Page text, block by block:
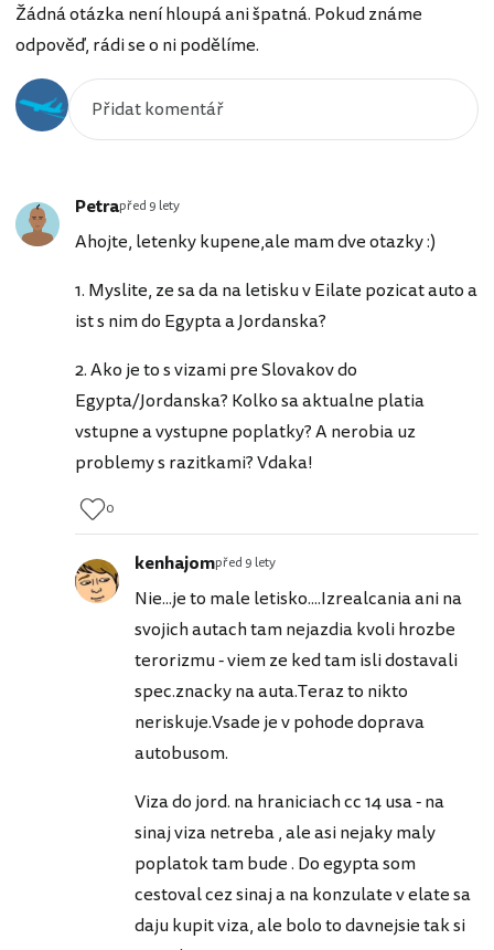
Žádná otázka není hloupá ani špatná. Pokud známe
odpověď, rádi se o ni podělíme.
Petrapřed 9 lety
Ahojte, letenky kupene,ale mam dve otazky :)
1. Myslite, ze sa da na letisku v Eilate pozicat auto a
ist s nim do Egypta a Jordanska?
2. Ako je to s vizami pre Slovakov do
Egypta/Jordanska? Kolko sa aktualne platia
vstupne a vystupne poplatky? A nerobia uz
problemy s razitkami? Vdaka!
0
kenhajompřed 9 lety
Nie...je to male letisko....Izrealcania ani na
svojich autach tam nejazdia kvoli hrozbe
terorizmu - viem ze ked tam isli dostavali
spec.znacky na auta.Teraz to nikto
neriskuje.Vsade je v pohode doprava
autobusom.
Viza do jord. na hraniciach cc 14 usa - na
sinaj viza netreba , ale asi nejaky maly
poplatok tam bude . Do egypta som
cestoval cez sinaj a na konzulate v elate sa
daju kupit viza, ale bolo to davnejsie tak si